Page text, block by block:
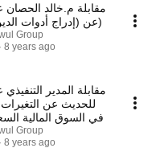
مقابلة م.خالد الحصان
عن (إدراج أدوات الدين الحكومية)
Group
8 years ago
مقابلة المدير
للحديث عن
في السوق المالية
Group
8 years ago